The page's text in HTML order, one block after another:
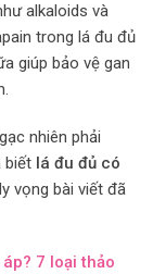
alkaloids và
trong lá đu đủ
giúp bảo vệ gan
nhiên phải
biết lá đu đủ có
vọng bài viết đã
7 loại thảo